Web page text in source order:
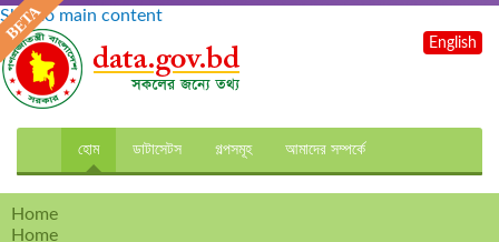
Skip to main content
হোম ডাটাসেটস গল্পসমূহ আমাদের সম্পর্কে
English
Home
Home